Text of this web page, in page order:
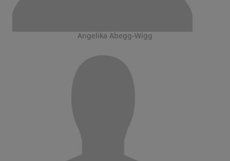
Angelika Abegg-Wigg